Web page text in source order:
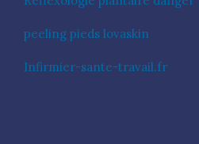
peeling pieds lovaskin
Infirmier-sante-travail.fr